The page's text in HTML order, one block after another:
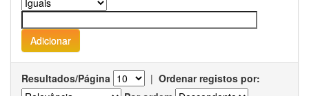
Resultados/Página | Ordenar registos por: